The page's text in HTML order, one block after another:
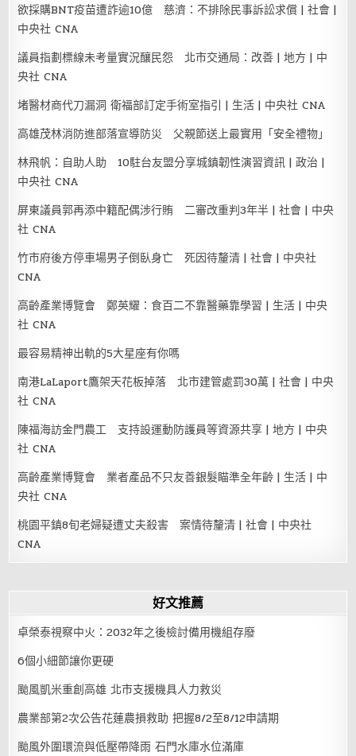
欲採購BNT疫苗遭詐逾10億 慈濟：不排除民事訴訟求償 | 社會 |
中央社 CNA
議員指劃標線未考量實況釀民怨 北市交通局：改善 | 地方 | 中
央社 CNA
堵醫材商代刀漏洞 衛福部訂定手術室指引 | 生活 | 中央社 CNA
高雄茂林消防進部落宣導防災 父親節送上最實用「安全禮物」
林飛帆：自助人助 10駐台友盟分享城鎮韌性演習資訊 | 政治 |
中央社 CNA
屏東議員郭再添中籍配偶涉行賄 二審改重判3年半 | 社會 | 中央
社 CNA
竹市府後方停車場男子倒臥身亡 死因待釐清 | 社會 | 中央社
CNA
高齡產業博覽會 鄭英耀：食百二不靠醫藥靠學習 | 生活 | 中央
社 CNA
最容易精神出軌的5大星座有你嗎
南港LaLaport鷹架天花板掉落 北市建管處罰30萬 | 社會 | 中央
社 CNA
陳福海訪金門農工 支持設運動防護員等資源共享 | 地方 | 中央
社 CNA
高齡產業博覽會 業者產品不只友善銀髮瞄準全年齡 | 生活 | 中
央社 CNA
桃園平鎮8旬老婦疑遭丈夫殺害 案情待釐清 | 社會 | 中央社
CNA
好文推薦
卓榮泰視察中火：2032年之後檢討備用機組存廢
6個小細節讓你更硬
颱風凱米重創高雄 北市支援機具人力救災
農業部第2次公告花蓮農損救助 把握8/2至8/12申請期
颱風外圍環流與低壓帶降雨 石門水庫水位滿庫